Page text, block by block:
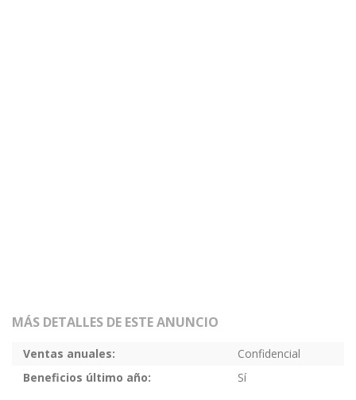
MÁS DETALLES DE ESTE ANUNCIO
Ventas anuales:
Confidencial
Beneficios último año:
Sí